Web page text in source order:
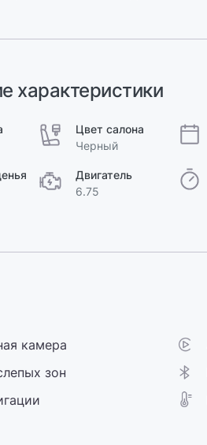
характеристики
Цвет салона
Черный
Двигатель
6.75
камера
зон